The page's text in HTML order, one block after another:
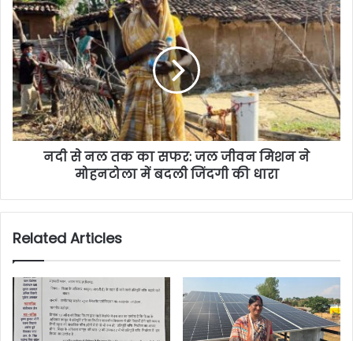
नदी से नल तक का सफर: जल जीवन मिशन ने
मोहनटोला में बदली जिंदगी की धारा
Related Articles